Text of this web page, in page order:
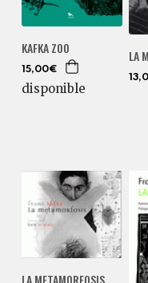
KAFKA ZOO
15,00€
disponible
LA
LA METAMORFOSIS